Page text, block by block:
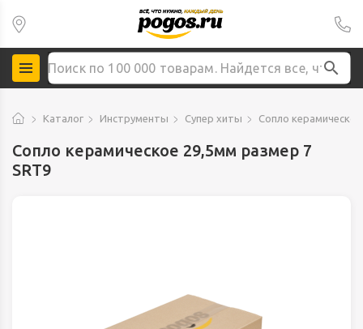
Каталог Инструменты Супер хиты Сопло
Сопло керамическое 29,5мм размер 7
SRT9